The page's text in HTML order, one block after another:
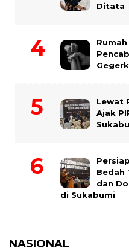
Ditata
Lewat
Ajak
Bedah
dan
di Sukabumi
NASIONAL